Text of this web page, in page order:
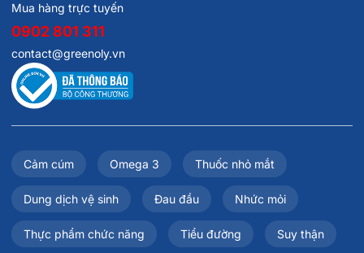
Mua hàng trực tuyến
0902 801 311
contact@greenoly.vn
Cảm cúm Omega 3 Thuốc nhỏ mắt
Dung dịch vệ sinh Đau đầu Nhức mỏi
Thực phẩm chức năng Tiểu đường Suy thận